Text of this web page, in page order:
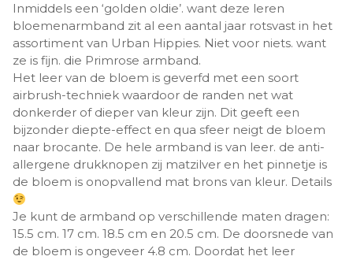
Inmiddels een ‘golden oldie’. want deze leren
bloemenarmband zit al een aantal jaar rotsvast in het
assortiment van Urban Hippies. Niet voor niets. want
ze is fijn. die Primrose armband.
Het leer van de bloem is geverfd met een soort
airbrush-techniek waardoor de randen net wat
donkerder of dieper van kleur zijn. Dit geeft een
bijzonder diepte-effect en qua sfeer neigt de bloem
naar brocante. De hele armband is van leer. de anti-
allergene drukknopen zij matzilver en het pinnetje is
de bloem is onopvallend mat brons van kleur. Details
Je kunt de armband op verschillende maten dragen:
15.5 cm. 17 cm. 18.5 cm en 20.5 cm. De doorsnede van
de bloem is ongeveer 4.8 cm. Doordat het leer